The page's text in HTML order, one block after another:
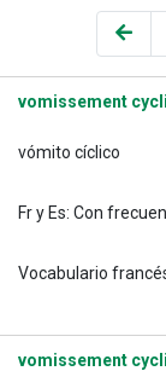
vomissement
vómito cíclico
Fr y Es: Con
Vocabulario
vomissement